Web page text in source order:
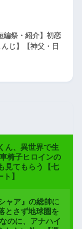
編祭・紹介】初恋
じ】【神父・日